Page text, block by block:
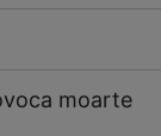
moarte